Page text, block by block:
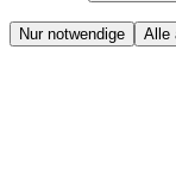
Nur notwendige Alle